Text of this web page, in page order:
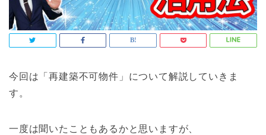
今回は「再建築不可物件」について解説していきま
す。
一度は聞いたこともあるかと思いますが、